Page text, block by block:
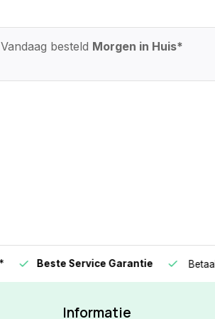
Vandaag besteld Morgen in Huis*
Beste Service Garantie Betaal in
Informatie